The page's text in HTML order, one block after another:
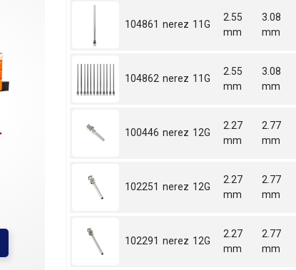
104861 nerez 11G
2.55
mm
3.08
mm
104862 nerez 11G
2.55
mm
3.08
mm
100446 nerez 12G
2.27
mm
2.77
mm
102251 nerez 12G
2.27
mm
2.77
mm
102291 nerez 12G
2.27
mm
2.77
mm